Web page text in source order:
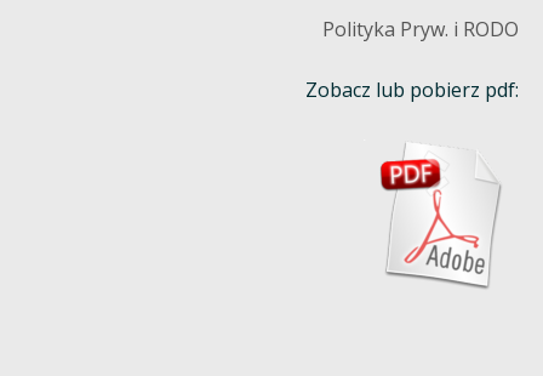
Polityka Pryw. i RODO
Zobacz lub pobierz pdf: